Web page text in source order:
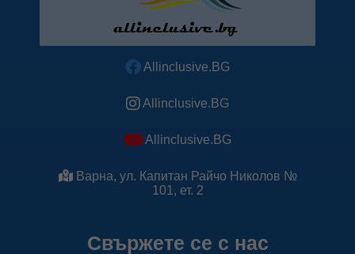
Allinclusive.BG
Allinclusive.BG
Allinclusive.BG
Варна, ул. Капитан Райчо Николов №
101, ет. 2
Свържете се с нас